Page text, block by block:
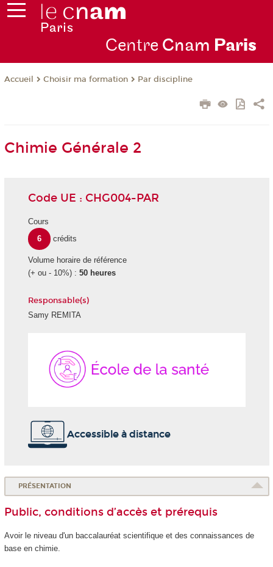
Centre Cnam Paris
Accueil Choisir ma formation Par discipline
Chimie Générale 2
Code UE : CHG004-PAR
Cours
6
crédits
Volume horaire de référence
(+ ou - 10%) : 50 heures
Responsable(s)
Samy REMITA
Accessible à distance
PRÉSENTATION
Public, conditions d’accès et prérequis
Avoir le niveau d'un baccalauréat scientifique et des connaissances de
base en chimie.